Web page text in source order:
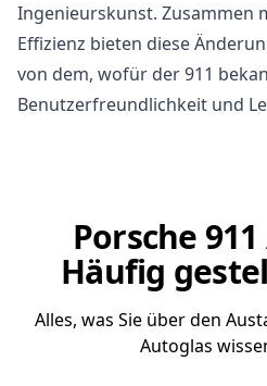
Ingenieurskunst. Zusammen
Effizienz bieten diese
von dem, wofür der 911
Benutzerfreundlichkeit und
Porsche
Häufig
Alles, was Sie über den
Autoglas